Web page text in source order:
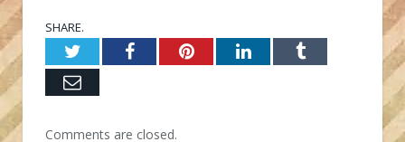
SHARE.
TwitterFacebookPinterestLinkedInTumblr
Email
Comments are closed.